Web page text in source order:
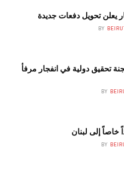
يعلن تحويل دفعات جديدة
BY
تحقيق دولية في انفجار مرفأ
BY
إلى لبنان
BY